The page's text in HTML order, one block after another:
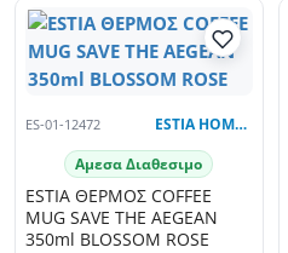
ES-01-12472 ESTIA HOME ART
Αμεσα Διαθεσιμο
ESTIA ΘΕΡΜΟΣ COFFEE
MUG SAVE THE AEGEAN
350ml BLOSSOM ROSE